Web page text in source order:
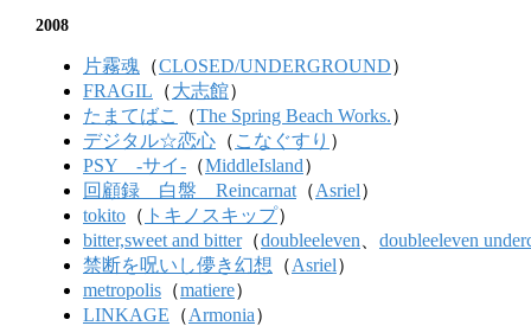
2008
片霧魂 （CLOSED/UNDERGROUND）
FRAGIL （大志館）
たまてばこ
（The Spring Beach Works.）
デジタル☆恋心 （ こなぐすり ）
PSY -サイ- （MiddleIsland）
回顧録 白盤 Reincarnat （Asriel）
tokito （ トキノスキップ）
bitter,sweet and bitter（doubleeleven
doubleeleven
禁断を呪いし儚き幻想 （Asriel）
metropolis （matiere）
LINKAGE （Armonia）